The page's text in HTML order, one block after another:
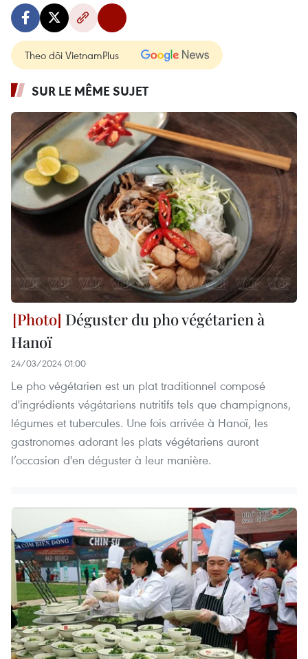
Theo dõi VietnamPlus
SUR LE MÊME SUJET
Déguster du pho végétarien à
Hanoï
24/03/2024 01:00
Le pho végétarien est un plat traditionnel composé
d'ingrédients végétariens nutritifs tels que champignons,
légumes et tubercules. Une fois arrivée à Hanoï, les
gastronomes adorant les plats végétariens auront
l’occasion d'en déguster à leur manière.